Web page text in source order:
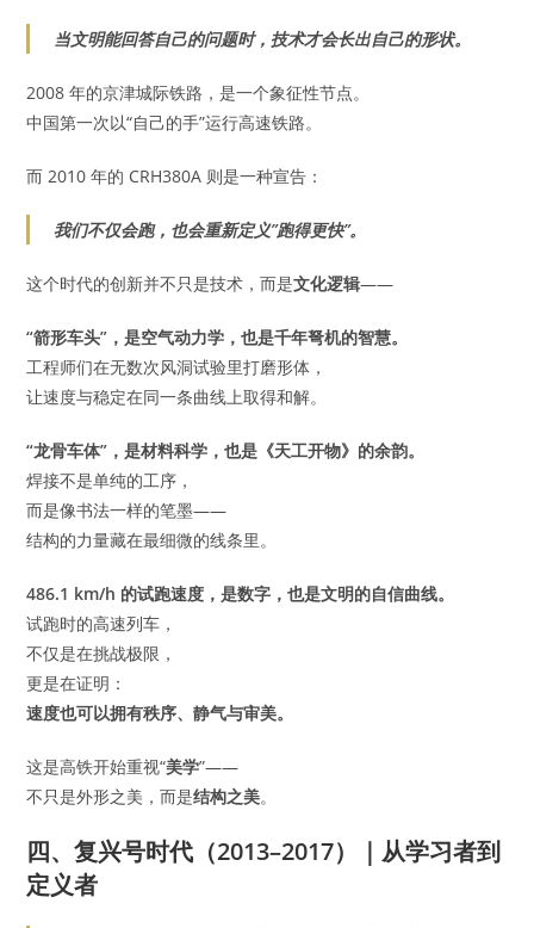
当文明能回答自己的问题时，技术才会长出自己的形状。
2008 年的京津城际铁路，是一个象征性节点。
中国第一次以“自己的手”运行高速铁路。
而 2010 年的 CRH380A 则是一种宣告：
我们不仅会跑，也会重新定义”跑得更快”。
这个时代的创新并不只是技术，而是文化逻辑——
“箭形车头”，是空气动力学，也是千年弩机的智慧。
工程师们在无数次风洞试验里打磨形体，
让速度与稳定在同一条曲线上取得和解。
“龙骨车体”，是材料科学，也是《天工开物》的余韵。
焊接不是单纯的工序，
而是像书法一样的笔墨——
结构的力量藏在最细微的线条里。
486.1 km/h 的试跑速度，是数字，也是文明的自信曲线。
试跑时的高速列车，
不仅是在挑战极限，
更是在证明：
速度也可以拥有秩序、静气与审美。
这是高铁开始重视“美学”——
不只是外形之美，而是结构之美。
四、复兴号时代（2013–2017）｜从学习者到
定义者